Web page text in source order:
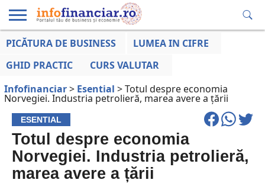
EDUCAȚIE
LA ZI
AFACERILOR
PICĂTURA DE BUSINESS
LUMEA IN CIFRE
GHID PRACTIC
CURS VALUTAR
Infofinanciar> Esential >Totul despre economia
Norvegiei. Industria petrolieră, marea avere a țării
ESENTIAL
Totul despre economia
Norvegiei. Industria petrolieră,
marea avere a țării